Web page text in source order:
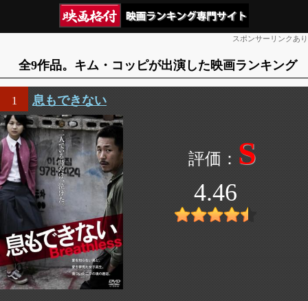
スポンサーリンクあり
全9作品。キム・コッピが出演した映画ランキング
1 息もできない
S
4.46